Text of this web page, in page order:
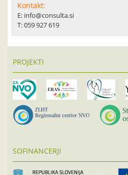
Kontakt:
E: info@consulta.si
T: 059 927 619
PROJEKTI
SOFINANCERJI